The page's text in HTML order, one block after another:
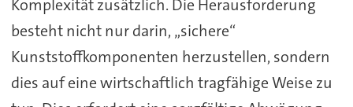
Komplexität zusätzlich. Die Herausforderung
besteht nicht nur darin, „sichere“
Kunststoffkomponenten herzustellen, sondern
dies auf eine wirtschaftlich tragfähige Weise zu